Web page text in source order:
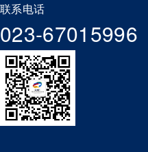
联系电话
023-67015996